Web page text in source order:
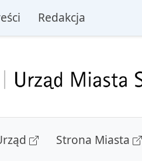
do treściRedakcja
Strona Miasta